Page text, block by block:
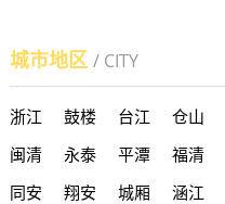
城市地区 / CITY
浙江 鼓楼 台江 仓山
闽清
永泰 平潭 福清
同安
翔安 城厢 涵江